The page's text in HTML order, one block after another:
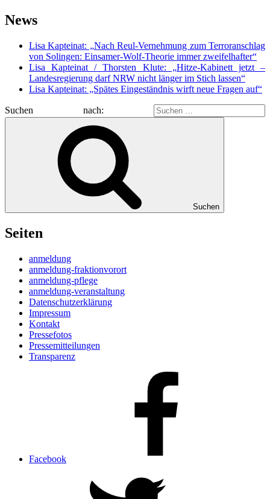
News
Lisa Kapteinat: „Nach Reul-Vernehmung zum Terroranschlag
von Solingen: Einsamer-Wolf-Theorie immer zweifelhafter“
Lisa Kapteinat / Thorsten Klute: „Hitze-Kabinett jetzt –
Landesregierung darf NRW nicht länger im Stich lassen“
Lisa Kapteinat: „Spätes Eingeständnis wirft neue Fragen auf“
Suchen nach:
Suchen
Seiten
anmeldung
anmeldung-fraktionvorort
anmeldung-pflege
anmeldung-veranstaltung
Datenschutzerklärung
Impressum
Kontakt
Pressefotos
Pressemitteilungen
Transparenz
Facebook